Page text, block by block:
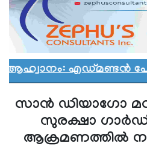
എഡ്മണ്ടൻ
സാന്‍ ഡിയാഗോ
സുരക്ഷാ ഗാര്‍ഡ്
ആക്രമണത്തില്‍